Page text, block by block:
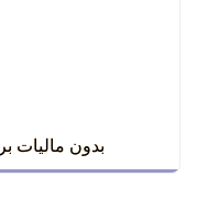
بدون مالیات